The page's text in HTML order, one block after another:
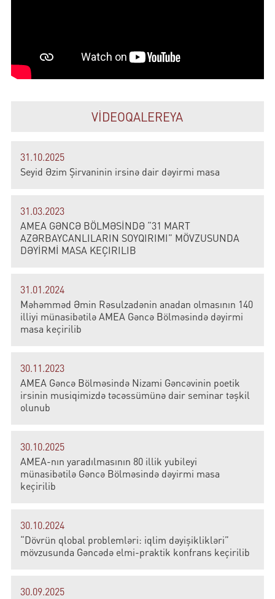
VİDEOQALEREYA
31.10.2025
Seyid Əzim Şirvaninin irsinə dair dəyirmi masa
31.03.2023
AMEA GƏNCƏ BÖLMƏSİNDƏ “31 MART
AZƏRBAYCANLILARIN SOYQIRIMI” MÖVZUSUNDA
DƏYİRMİ MASA KEÇIRILIB
31.01.2024
Məhəmməd Əmin Rəsulzadənin anadan olmasının 140
illiyi münasibətilə AMEA Gəncə Bölməsində dəyirmi
masa keçirilib
30.11.2023
AMEA Gəncə Bölməsində Nizami Gəncəvinin poetik
irsinin musiqimizdə təcəssümünə dair seminar təşkil
olunub
30.10.2025
AMEA-nın yaradılmasının 80 illik yubileyi
münasibətilə Gəncə Bölməsində dəyirmi masa
keçirilib
30.10.2024
“Dövrün qlobal problemləri: iqlim dəyişiklikləri”
mövzusunda Gəncədə elmi-praktik konfrans keçirilib
30.09.2025